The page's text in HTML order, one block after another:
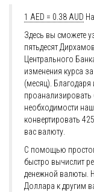
1 AED = 0.38 AUD
Здесь вы сможете
пятьдесят
Центрального
изменения курса
(месяц).
необходимости
конвертировать
вас валюту.
С помощью
быстро вычислит
денежной валюты.
Доллара к другим